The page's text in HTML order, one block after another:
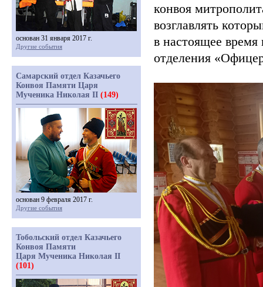
конвоя
возглавлять
в настоящее время
отделения
основан 31 января 2017 г.
Другие события
Самарский отдел Казачьего
Конвоя Памяти Царя
Мученика Николая II (149)
основан 9 февраля 2017 г.
Другие события
Тобольский отдел Казачьего
Конвоя Памяти
Царя Мученика Николая II
(101)